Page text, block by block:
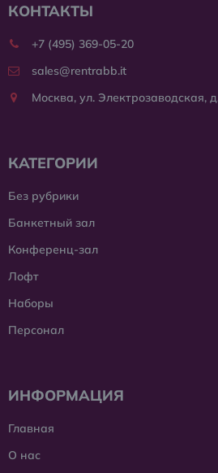
КОНТАКТЫ
+7 (495) 369-05-20
sales@rentrabb.it
Москва, ул. Электрозаводская,
КАТЕГОРИИ
Без рубрики
Банкетный зал
Конференц-зал
Лофт
Наборы
Персонал
ИНФОРМАЦИЯ
Главная
О нас